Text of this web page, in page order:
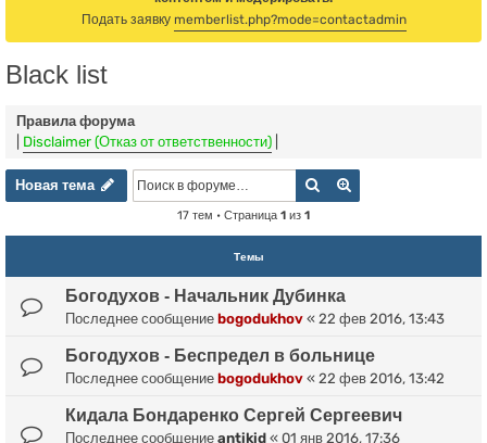
Подать заявку memberlist.php?mode=contactadmin
Black list
Правила форума
Disclaimer (Отказ от ответственности)
Новая тема
Новая тема Поиск
17 тем • Страница 1 из 1
Темы
Богодухов - Начальник Дубинка
Последнее сообщение bogodukhov « 22 фев 2016, 13:43
Богодухов - Беспредел в больнице
Последнее сообщение bogodukhov « 22 фев 2016, 13:42
Кидала Бондаренко Сергей Сергеевич
Последнее сообщение antikid « 01 янв 2016, 17:36